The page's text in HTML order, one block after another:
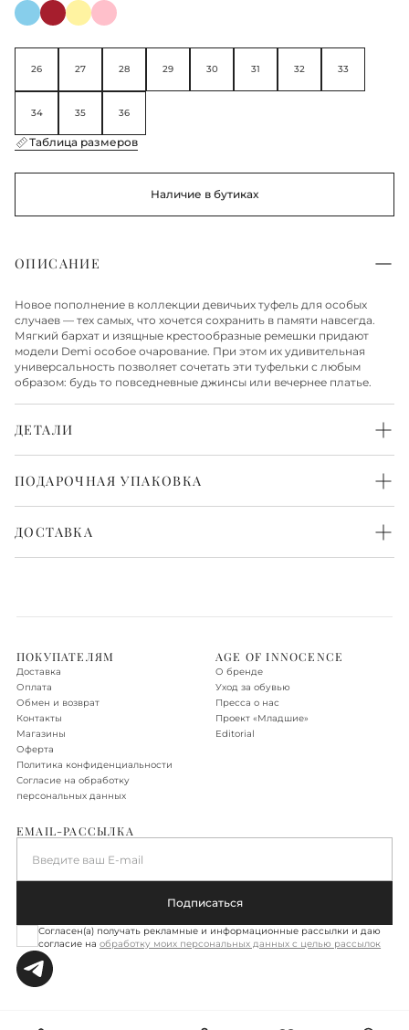
26 27 28 29 30 31 32 33
34 35 36
Таблица размеров
Наличие в бутиках
ОПИСАНИЕ
Новое пополнение в коллекции девичьих туфель для особых
случаев — тех самых, что хочется сохранить в памяти навсегда.
Мягкий бархат и изящные крестообразные ремешки придают
модели Demi особое очарование. При этом их удивительная
универсальность позволяет сочетать эти туфельки с любым
образом: будь то повседневные джинсы или вечернее платье.
ДЕТАЛИ
Подошва из резины
ПОДАРОЧНАЯ УПАКОВКА
упаковка выглядит красиво и нарядно. Всё готово, чтобы
ДОСТАВКА
Доставка по Новой Москве, Санкт-Петербургу, Московской
области, Ленинградской области
Доставка осуществляется в течение 2-3 рабочих дней. Стоимость
доставки – 590 руб.
Подробнее об условиях доставки
ПОКУПАТЕЛЯМ
Доставка
Оплата
Обмен и возврат
Контакты
Магазины
Оферта
Политика конфиденциальности
Согласие на обработку
персональных данных
AGE OF INNOCENCE
О бренде
Уход за обувью
Пресса о нас
Проект «‎Младшие»
Editorial
EMAIL-РАССЫЛКА
Введите ваш E-mail
Подписаться
Согласен(а) получать рекламные и информационные рассылки и даю
согласие на обработку моих персональных данных с целью рассылок